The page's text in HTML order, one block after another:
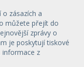
zásazích a
můžete přejít do
zprávy o
je poskytují tiskové
informace z